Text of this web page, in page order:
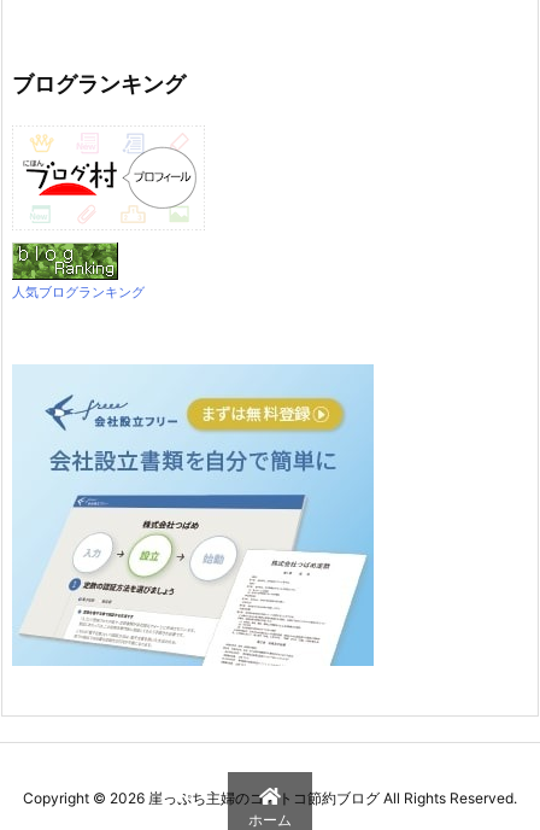
ブログランキング
人気ブログランキング
Copyright © 2026 崖っぷち主婦のコストコ節約ブログ All Rights Reserved.
ホーム